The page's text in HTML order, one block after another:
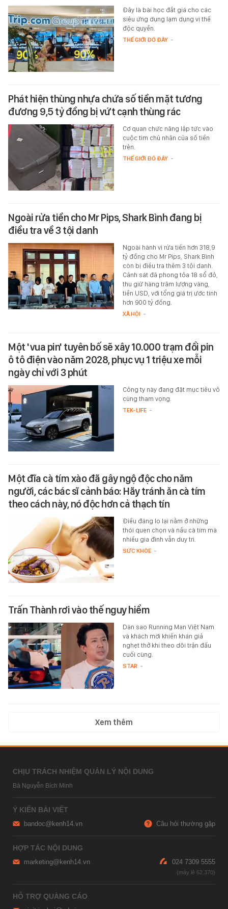
Đây là bài học đắt giá cho các
siêu ứng dụng lạm dụng vị thế
độc quyền.
THẾ GIỚI ĐÓ ĐÂY -
Phát hiện thùng nhựa chứa số tiền mặt tương
đương 9,5 tỷ đồng bị vứt cạnh thùng rác
Cơ quan chức năng lập tức vào
cuộc tìm chủ nhân của số tiền
trên.
THẾ GIỚI ĐÓ ĐÂY -
Ngoài rửa tiền cho Mr Pips, Shark Bình đang bị
điều tra về 3 tội danh
Ngoài hành vi rửa tiền hơn 318,9
tỷ đồng cho Mr Pips, Shark Bình
còn bị điều tra thêm 3 tội danh.
Cảnh sát đã phong tỏa 18 sổ đỏ,
thu giữ hàng trăm lượng vàng,
tiền USD, với tổng giá trị ước tính
hơn 900 tỷ đồng.
XÃ HỘI -
Một 'vua pin' tuyên bố sẽ xây 10.000 trạm đổi pin
ô tô điện vào năm 2028, phục vụ 1 triệu xe mỗi
ngày chỉ với 3 phút
Công ty này đang đặt mục tiêu vô
cùng tham vọng.
TEK-LIFE -
Một đĩa cà tím xào đã gây ngộ độc cho năm
người, các bác sĩ cảnh báo: Hãy tránh ăn cà tím
theo cách này, nó độc hơn cả thạch tín
Điều đáng lo lại nằm ở những
thói quen chọn và nấu cà tím mà
nhiều gia đình vẫn duy trì.
SỨC KHỎE -
Trấn Thành rơi vào thế nguy hiểm
Dàn sao Running Man Việt Nam
và khách mời khiến khán giả
nghẹt thở khi theo dõi trận đấu
cuối cùng.
STAR -
Xem thêm
CHỊU TRÁCH NHIỆM QUẢN LÝ NỘI DUNG
Bà Nguyễn Bích Minh
Ý KIẾN BÀI VIẾT
bandoc@kenh14.vn Câu hỏi thường gặp
HỢP TÁC NỘI DUNG
marketing@kenh14.vn 024 7309 5555
HỖ TRỢ QUẢNG CÁO